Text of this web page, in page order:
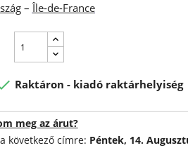
–Île-de-France
Raktáron - kiadó raktárhelyiség
meg az árut?
következő címre: Péntek, 14.